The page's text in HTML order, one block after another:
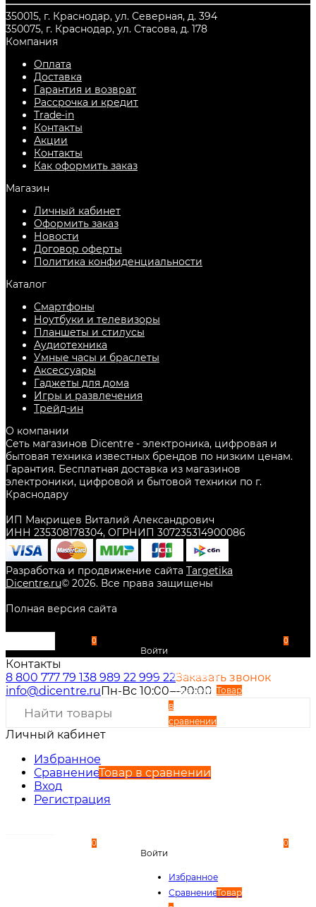
350015, г. Краснодар, ул. Северная, д. 394
350075, г. Краснодар, ул. Стасова, д. 178
Компания
Оплата
Доставка
Гарантия и возврат
Рассрочка и кредит
Trade-in
Контакты
Акции
Контакты
Как оформить заказ
Магазин
Личный кабинет
Оформить заказ
Новости
Договор оферты
Политика конфиденциальности
Каталог
Смартфоны
Ноутбуки и телевизоры
Планшеты и стилусы
Аудиотехника
Умные часы и браслеты
Аксессуары
Гаджеты для дома
Игры и развлечения
Трейд-ин
О компании
Сеть магазинов Dicentre - электроника, цифровая и
бытовая техника известных брендов по низким ценам.
Гарантия. Бесплатная доставка из магазинов
электроники, цифровой и бытовой техники по г.
Краснодару
ИП Макрищев Виталий Александрович
ИНН 235308178304, ОГРНИП 307235314900086
Разработка и продвижение сайта Targetika
Dicentre.ru© 2026. Все права защищены
Полная версия сайта
0
Войти
Избранное
Сравнение Товар
в
сравнении
0
Контакты
8 800 777 79 138 989 22 999 22Заказать звонок
info@dicentre.ru Пн-Вс 10:00—20:00
Личный кабинет
Избранное
СравнениеТовар в сравнении
Вход
Регистрация
0
Войти
Избранное
СравнениеТовар
0